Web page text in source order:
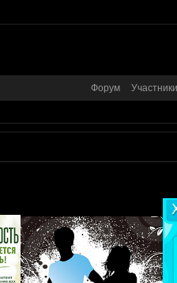
Форум Участники